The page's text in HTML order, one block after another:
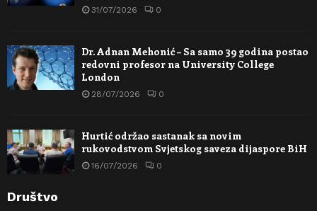
31/07/2026 0
Dr. Adnan Mehonić – Sa samo 39 godina postao
redovni profesor na University College
London
28/07/2026 0
Hurtić održao sastanak sa novim
rukovodstvom Svjetskog saveza dijaspore BiH
16/07/2026 0
Društvo